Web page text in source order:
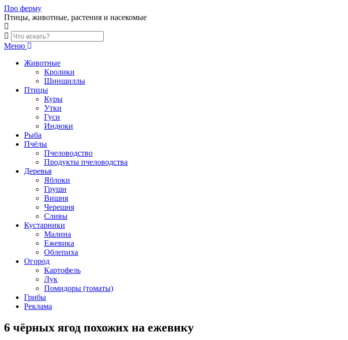
Skip
to
content
Про ферму
Птицы, животные, растения и насекомые
Меню
Животные
Кролики
Шиншиллы
Птицы
Куры
Утки
Гуси
Индюки
Рыба
Пчёлы
Пчеловодство
Продукты пчеловодства
Деревья
Яблоки
Груши
Вишня
Черешня
Сливы
Кустарники
Малина
Ежевика
Облепиха
Огород
Картофель
Лук
Помидоры (томаты)
Грибы
Реклама
6 чёрных ягод похожих на ежевику